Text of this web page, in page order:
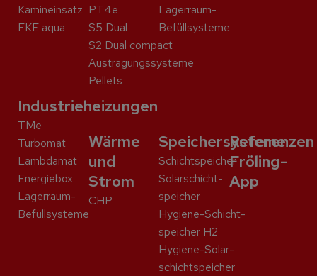
Kaminein­satz
FKE aqua
PT4e
S5 Dual
S2 Dual compact
Austragungssysteme
Pellets
Lagerraum-
Befüllsysteme
Industrieheizungen
TMe
Turbomat
Lambdamat
Energiebox
Lagerraum-
Befüllsysteme
Wärme
und
Strom
CHP
Speichersysteme
Schicht­speicher
Solar­schicht­
speicher
Hygiene-Schicht­
speicher H2
Hygiene-Solar­
schicht­speicher
Referenzen
Fröling-
App